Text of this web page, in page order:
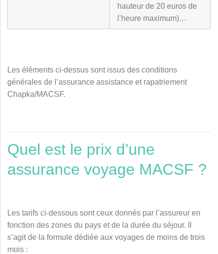
hauteur de 20 euros de
l’heure maximum)…
Les éléments ci-dessus sont issus des conditions
générales de l’assurance assistance et rapatriement
Chapka/MACSF.
Quel est le prix d’une
assurance voyage MACSF ?
Les tarifs ci-dessous sont ceux donnés par l’assureur en
fonction des zones du pays et de la durée du séjour. Il
s’agit de la formule dédiée aux voyages de moins de trois
mois :